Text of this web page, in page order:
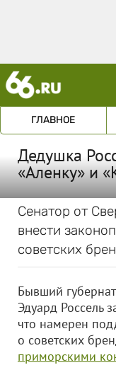
ГЛАВНОЕ
Дедушка
«Аленку» и
Сенатор от
внести
советских
Бывший
Эдуард Россель
что намерен
о советских
приморскими